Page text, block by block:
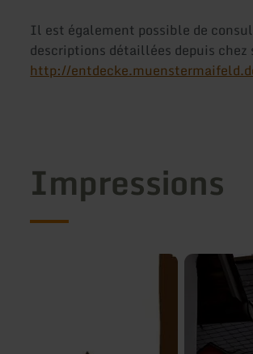
Il est également possible de
descriptions détaillées depuis chez
http://
Impressions